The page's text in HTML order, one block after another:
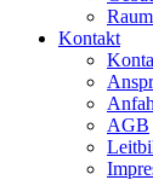
Kontakt
AGB